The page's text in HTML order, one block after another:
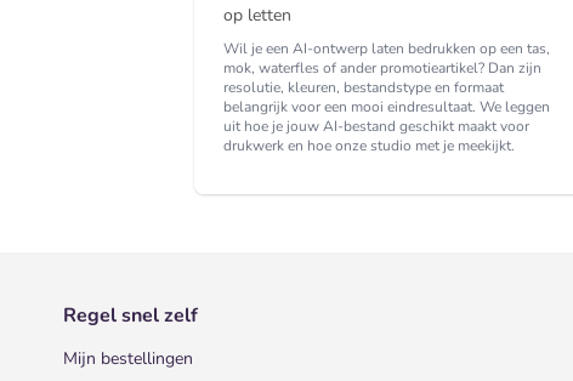
op letten
Wil je een AI-ontwerp laten bedrukken op een tas,
mok, waterfles of ander promotieartikel? Dan zijn
resolutie, kleuren, bestandstype en formaat
belangrijk voor een mooi eindresultaat. We leggen
uit hoe je jouw AI-bestand geschikt maakt voor
drukwerk en hoe onze studio met je meekijkt.
Regel snel zelf
Mijn bestellingen